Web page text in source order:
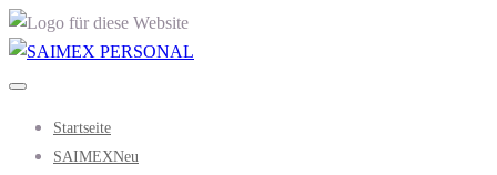
Startseite
SAIMEXNeu